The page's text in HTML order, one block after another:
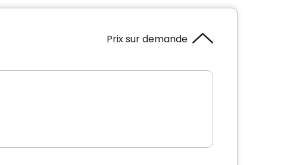
Prix sur demande